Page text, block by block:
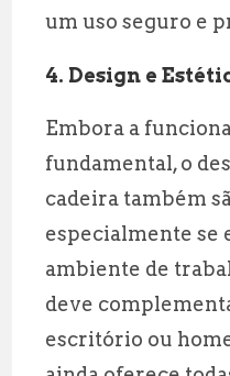
um uso seguro e
4. Design e
Embora a
fundamental, o
cadeira também
especialmente se
ambiente de
deve
escritório ou